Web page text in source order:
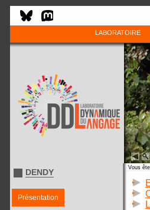
LABORATOIRE
DENDY
Présentation
Vous